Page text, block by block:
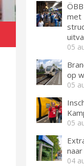
met
05
op
05
05
04